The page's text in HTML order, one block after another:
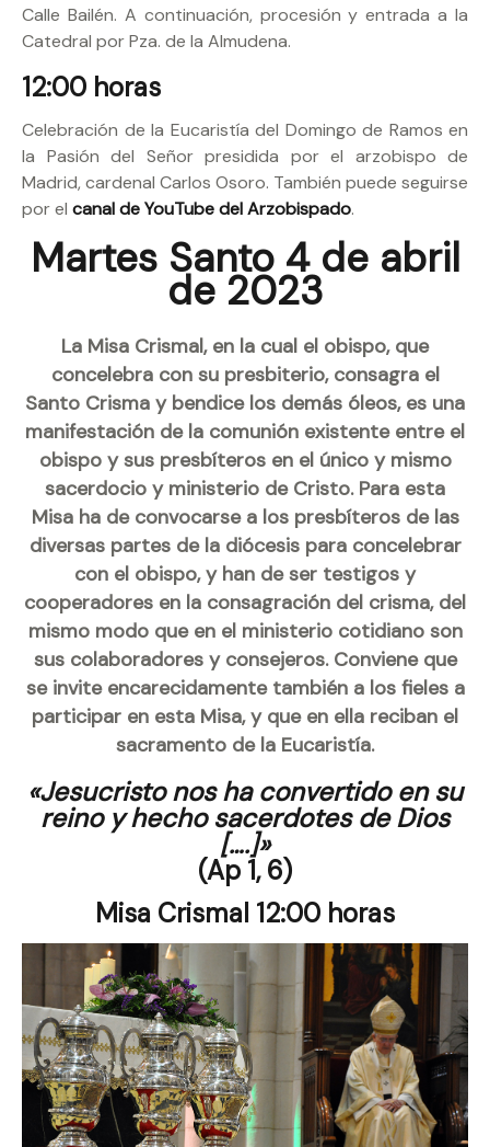
Calle Bailén. A continuación, procesión y entrada a la
Catedral por Pza. de la Almudena.
12:00 horas
Celebración de la Eucaristía del Domingo de Ramos en
la Pasión del Señor presidida por el arzobispo de
Madrid, cardenal Carlos Osoro. También puede seguirse
por el canal de YouTube del Arzobispado.
Martes Santo 4 de abril
de 2023
La Misa Crismal, en la cual el obispo, que
concelebra con su presbiterio, consagra el
Santo Crisma y bendice los demás óleos, es una
manifestación de la comunión existente entre el
obispo y sus presbíteros en el único y mismo
sacerdocio y ministerio de Cristo. Para esta
Misa ha de convocarse a los presbíteros de las
diversas partes de la diócesis para concelebrar
con el obispo, y han de ser testigos y
cooperadores en la consagración del crisma, del
mismo modo que en el ministerio cotidiano son
sus colaboradores y consejeros. Conviene que
se invite encarecidamente también a los fieles a
participar en esta Misa, y que en ella reciban el
sacramento de la Eucaristía.
«Jesucristo nos ha convertido en su
reino y hecho sacerdotes de Dios
[….]»
(Ap 1, 6)
Misa Crismal 12:00 horas